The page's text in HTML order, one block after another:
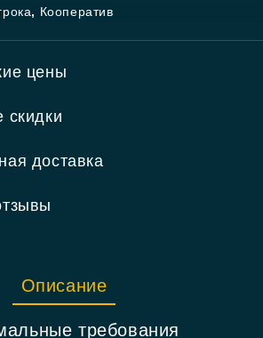
, Кооператив
цены
скидки
доставка
Описание
требования